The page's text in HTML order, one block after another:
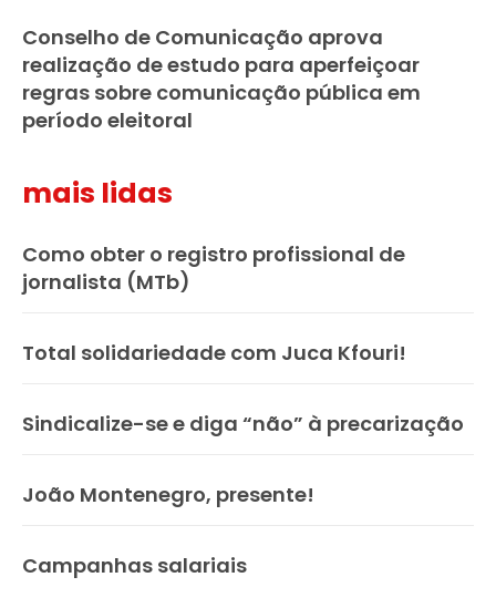
Conselho de Comunicação aprova
realização de estudo para aperfeiçoar
regras sobre comunicação pública em
período eleitoral
mais lidas
Como obter o registro profissional de
jornalista (MTb)
Total solidariedade com Juca Kfouri!
Sindicalize-se e diga “não” à precarização
João Montenegro, presente!
Campanhas salariais